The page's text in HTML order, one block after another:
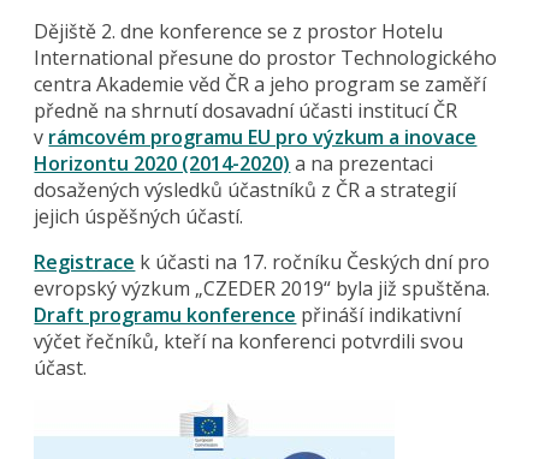
Dějiště 2. dne konference se z prostor Hotelu
International přesune do prostor Technologického
centra Akademie věd ČR a jeho program se zaměří
předně na shrnutí dosavadní účasti institucí ČR
v rámcovém programu EU pro výzkum a inovace
Horizontu 2020 (2014-2020) a na prezentaci
dosažených výsledků účastníků z ČR a strategií
jejich úspěšných účastí.
Registrace k účasti na 17. ročníku Českých dní pro
evropský výzkum „CZEDER 2019“ byla již spuštěna.
Draft programu konference přináší indikativní
výčet řečníků, kteří na konferenci potvrdili svou
účast.